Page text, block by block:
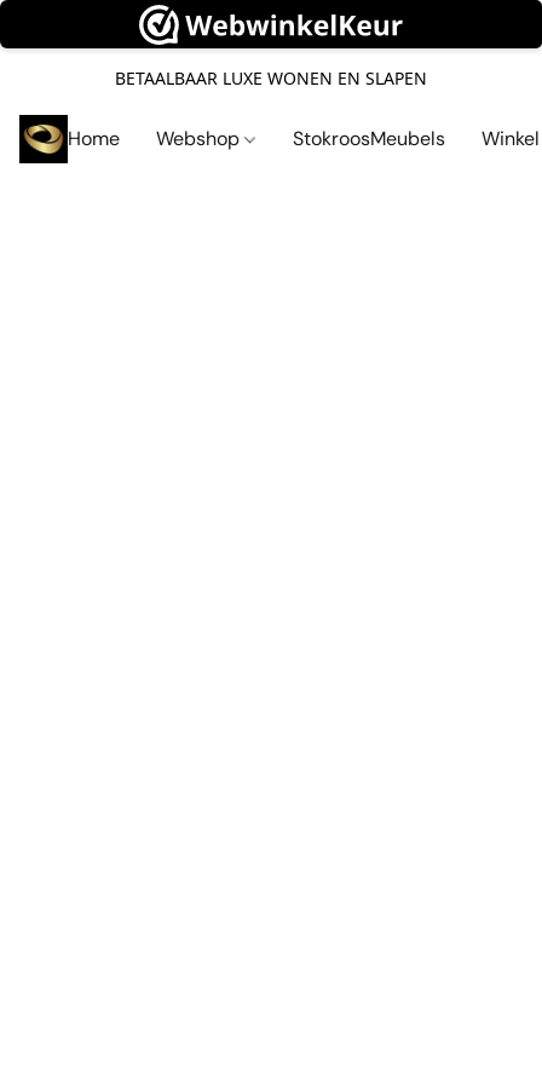
BETAALBAAR LUXE WONEN EN SLAPEN
Home Webshop StokroosMeubels